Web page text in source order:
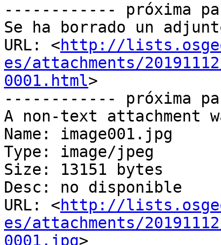
------------ próxima
Se ha borrado un
URL: <http://
es/attachments/
0001.html>
------------ próxima
A non-text attachment
Name: image001.jpg
Type: image/jpeg
Size: 13151 bytes
Desc: no disponible
URL: <http://
es/attachments/
0001.jpg